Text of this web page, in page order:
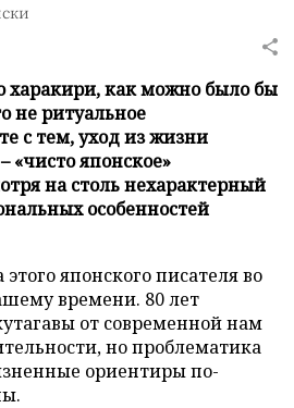
харакири, как можно было бы
не ритуальное
с тем, уход из жизни
«чисто японское»
на столь нехарактерный
особенностей
японского писателя во
времени. 80 лет
от современной нам
но проблематика
ориентиры по-